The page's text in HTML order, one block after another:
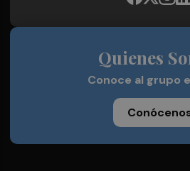
Quienes
Conoce al grupo